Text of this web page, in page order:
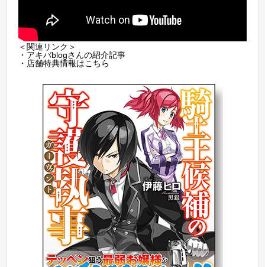
＜関連リンク＞
・アキバblogさんの紹介記事
・店舗特典情報はこちら